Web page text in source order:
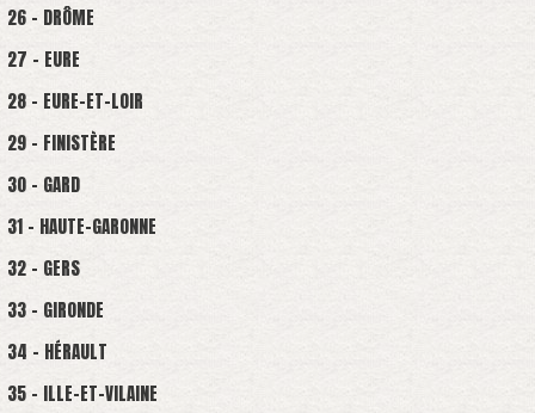
26 - DRÔME
27 - EURE
28 - EURE-ET-LOIR
29 - FINISTÈRE
30 - GARD
31 - HAUTE-GARONNE
32 - GERS
33 - GIRONDE
34 - HÉRAULT
35 - ILLE-ET-VILAINE